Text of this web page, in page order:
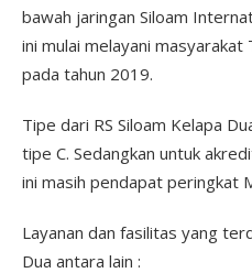
bawah jaringan Siloam
ini mulai melayani
pada tahun 2019.
Tipe dari RS Siloam Kelapa
tipe C. Sedangkan untuk
ini masih pendapat peringkat
Layanan dan fasilitas yang
Dua antara lain :